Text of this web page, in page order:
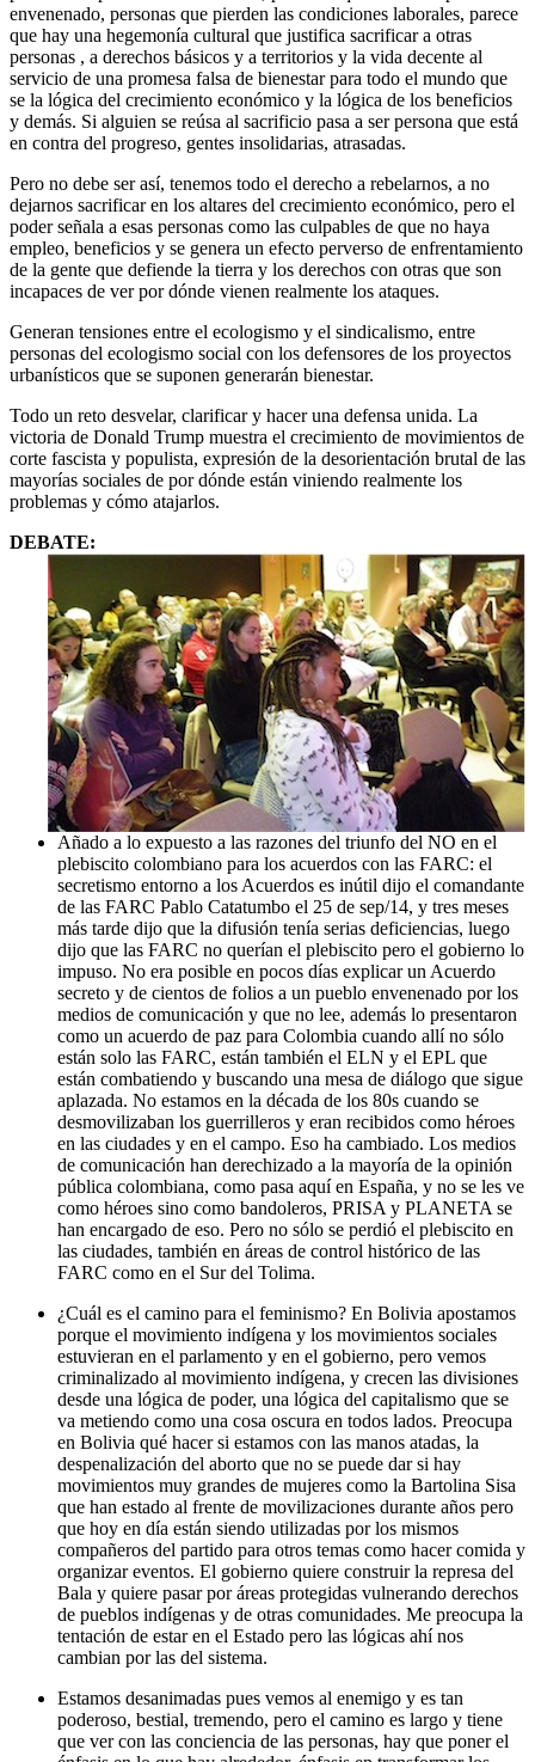
envenenado, personas que pierden las condiciones laborales, parece
que hay una hegemonía cultural que justifica sacrificar a otras
personas , a derechos básicos y a territorios y la vida decente al
servicio de una promesa falsa de bienestar para todo el mundo que
se la lógica del crecimiento económico y la lógica de los beneficios
y demás. Si alguien se reúsa al sacrificio pasa a ser persona que está
en contra del progreso, gentes insolidarias, atrasadas.
Pero no debe ser así, tenemos todo el derecho a rebelarnos, a no
dejarnos sacrificar en los altares del crecimiento económico, pero el
poder señala a esas personas como las culpables de que no haya
empleo, beneficios y se genera un efecto perverso de enfrentamiento
de la gente que defiende la tierra y los derechos con otras que son
incapaces de ver por dónde vienen realmente los ataques.
Generan tensiones entre el ecologismo y el sindicalismo, entre
personas del ecologismo social con los defensores de los proyectos
urbanísticos que se suponen generarán bienestar.
Todo un reto desvelar, clarificar y hacer una defensa unida. La
victoria de Donald Trump muestra el crecimiento de movimientos de
corte fascista y populista, expresión de la desorientación brutal de las
mayorías sociales de por dónde están viniendo realmente los
problemas y cómo atajarlos.
DEBATE:
Añado a lo expuesto a las razones del triunfo del NO en el
plebiscito colombiano para los acuerdos con las FARC: el
secretismo entorno a los Acuerdos es inútil dijo el comandante
de las FARC Pablo Catatumbo el 25 de sep/14, y tres meses
más tarde dijo que la difusión tenía serias deficiencias, luego
dijo que las FARC no querían el plebiscito pero el gobierno lo
impuso. No era posible en pocos días explicar un Acuerdo
secreto y de cientos de folios a un pueblo envenenado por los
medios de comunicación y que no lee, además lo presentaron
como un acuerdo de paz para Colombia cuando allí no sólo
están solo las FARC, están también el ELN y el EPL que
están combatiendo y buscando una mesa de diálogo que sigue
aplazada. No estamos en la década de los 80s cuando se
desmovilizaban los guerrilleros y eran recibidos como héroes
en las ciudades y en el campo. Eso ha cambiado. Los medios
de comunicación han derechizado a la mayoría de la opinión
pública colombiana, como pasa aquí en España, y no se les ve
como héroes sino como bandoleros, PRISA y PLANETA se
han encargado de eso. Pero no sólo se perdió el plebiscito en
las ciudades, también en áreas de control histórico de las
FARC como en el Sur del Tolima.
¿Cuál es el camino para el feminismo? En Bolivia apostamos
porque el movimiento indígena y los movimientos sociales
estuvieran en el parlamento y en el gobierno, pero vemos
criminalizado al movimiento indígena, y crecen las divisiones
desde una lógica de poder, una lógica del capitalismo que se
va metiendo como una cosa oscura en todos lados. Preocupa
en Bolivia qué hacer si estamos con las manos atadas, la
despenalización del aborto que no se puede dar si hay
movimientos muy grandes de mujeres como la Bartolina Sisa
que han estado al frente de movilizaciones durante años pero
que hoy en día están siendo utilizadas por los mismos
compañeros del partido para otros temas como hacer comida y
organizar eventos. El gobierno quiere construir la represa del
Bala y quiere pasar por áreas protegidas vulnerando derechos
de pueblos indígenas y de otras comunidades. Me preocupa la
tentación de estar en el Estado pero las lógicas ahí nos
cambian por las del sistema.
Estamos desanimadas pues vemos al enemigo y es tan
poderoso, bestial, tremendo, pero el camino es largo y tiene
que ver con las conciencia de las personas, hay que poner el